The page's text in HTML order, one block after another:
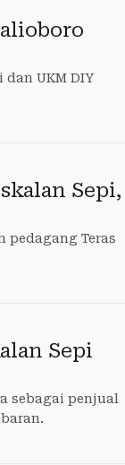
UKM DIY
Sepi,
pedagang Teras
Sepi
sebagai penjual